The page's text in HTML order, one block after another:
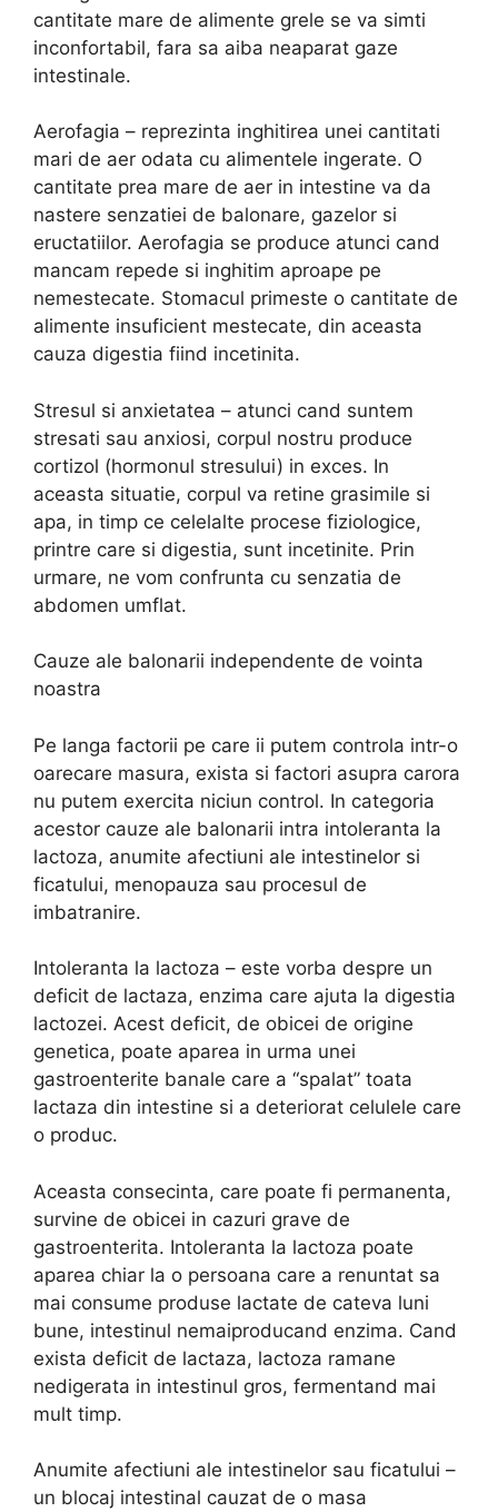
cantitate mare de alimente grele se va simti
inconfortabil, fara sa aiba neaparat gaze
intestinale.
Aerofagia – reprezinta inghitirea unei cantitati
mari de aer odata cu alimentele ingerate. O
cantitate prea mare de aer in intestine va da
nastere senzatiei de balonare, gazelor si
eructatiilor. Aerofagia se produce atunci cand
mancam repede si inghitim aproape pe
nemestecate. Stomacul primeste o cantitate de
alimente insuficient mestecate, din aceasta
cauza digestia fiind incetinita.
Stresul si anxietatea – atunci cand suntem
stresati sau anxiosi, corpul nostru produce
cortizol (hormonul stresului) in exces. In
aceasta situatie, corpul va retine grasimile si
apa, in timp ce celelalte procese fiziologice,
printre care si digestia, sunt incetinite. Prin
urmare, ne vom confrunta cu senzatia de
abdomen umflat.
Cauze ale balonarii independente de vointa
noastra
Pe langa factorii pe care ii putem controla intr-o
oarecare masura, exista si factori asupra carora
nu putem exercita niciun control. In categoria
acestor cauze ale balonarii intra intoleranta la
lactoza, anumite afectiuni ale intestinelor si
ficatului, menopauza sau procesul de
imbatranire.
Intoleranta la lactoza – este vorba despre un
deficit de lactaza, enzima care ajuta la digestia
lactozei. Acest deficit, de obicei de origine
genetica, poate aparea in urma unei
gastroenterite banale care a “spalat” toata
lactaza din intestine si a deteriorat celulele care
o produc.
Aceasta consecinta, care poate fi permanenta,
survine de obicei in cazuri grave de
gastroenterita. Intoleranta la lactoza poate
aparea chiar la o persoana care a renuntat sa
mai consume produse lactate de cateva luni
bune, intestinul nemaiproducand enzima. Cand
exista deficit de lactaza, lactoza ramane
nedigerata in intestinul gros, fermentand mai
mult timp.
Anumite afectiuni ale intestinelor sau ficatului –
un blocaj intestinal cauzat de o masa